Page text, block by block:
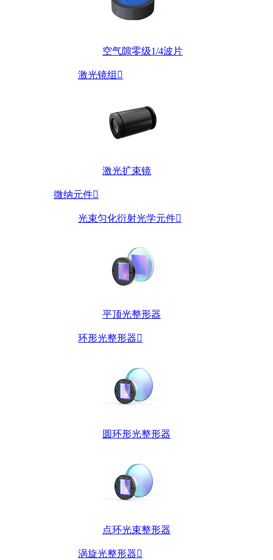
空气隙零级1/4波片
激光镜组 
激光扩束镜
微纳元件
光束匀化衍射光学元件
平顶光整形器
环形光整形器
圆环形光整形器
点环光束整形器
涡旋光整形器